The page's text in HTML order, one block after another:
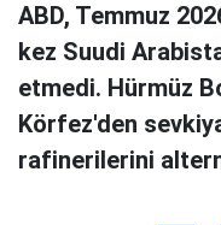
ABD, Temmuz
kez Suudi
etmedi. Hürmüz
Körfez'den
rafinerilerini